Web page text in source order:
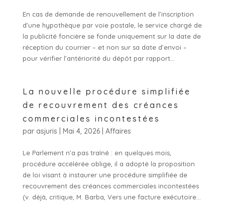
En cas de demande de renouvellement de l’inscription
d’une hypothèque par voie postale, le service chargé de
la publicité foncière se fonde uniquement sur la date de
réception du courrier – et non sur sa date d’envoi –
pour vérifier l’antériorité du dépôt par rapport...
La nouvelle procédure simplifiée
de recouvrement des créances
commerciales incontestées
par asjuris Mai 4, 2026| Affaires
Le Parlement n’a pas traîné : en quelques mois,
procédure accélérée oblige, il a adopté la proposition
de loi visant à instaurer une procédure simplifiée de
recouvrement des créances commerciales incontestées
(v. déjà, critique, M. Barba, Vers une facture exécutoire...